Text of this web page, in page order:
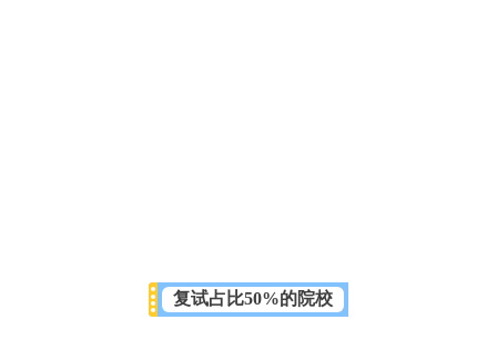
复试占比50%的院校